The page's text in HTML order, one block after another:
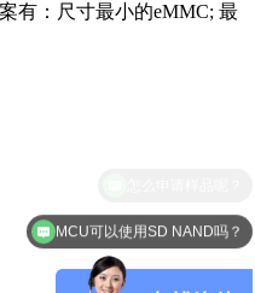
有：尺寸最小的eMMC; 最
MCU可以使用SD NAND吗？